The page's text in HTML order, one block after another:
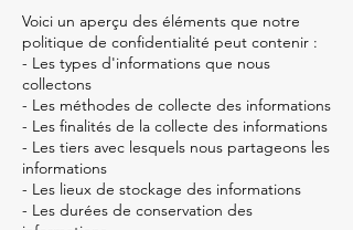
Voici un aperçu des éléments que notre
politique de confidentialité peut contenir :
- Les types d'informations que nous
collectons
- Les méthodes de collecte des informations
- Les finalités de la collecte des informations
- Les tiers avec lesquels nous partageons les
informations
- Les lieux de stockage des informations
- Les durées de conservation des